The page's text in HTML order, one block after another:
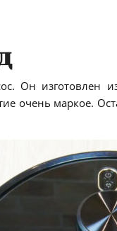
Он изготовлен
очень маркое.